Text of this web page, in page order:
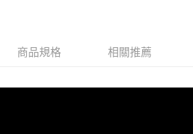
商品規格 相關推薦